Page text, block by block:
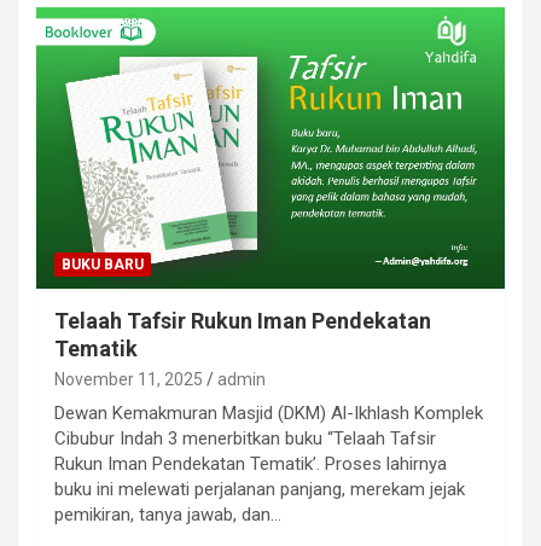
BUKU BARU
Telaah Tafsir Rukun Iman Pendekatan
Tematik
November 11, 2025 admin
Dewan Kemakmuran Masjid (DKM) Al-Ikhlash Komplek
Cibubur Indah 3 menerbitkan buku “Telaah Tafsir
Rukun Iman Pendekatan Tematik’. Proses lahirnya
buku ini melewati perjalanan panjang, merekam jejak
pemikiran, tanya jawab, dan…